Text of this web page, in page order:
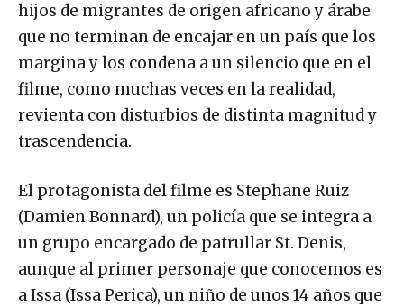
hijos de migrantes de origen africano y árabe
que no terminan de encajar en un país que los
margina y los condena a un silencio que en el
filme, como muchas veces en la realidad,
revienta con disturbios de distinta magnitud y
trascendencia.
El protagonista del filme es Stephane Ruiz
(Damien Bonnard), un policía que se integra a
un grupo encargado de patrullar St. Denis,
aunque al primer personaje que conocemos es
a Issa (Issa Perica), un niño de unos 14 años que